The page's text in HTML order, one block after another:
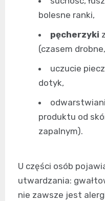
bolesne ranki,
pęcherzyki
(czasem
uczucie
dotyk,
produktu od
zapalnym).
U części osób
utwardzania:
nie zawsze jest